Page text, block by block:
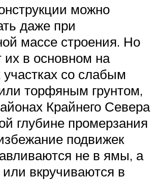
можно
даже при
массе строения. Но
в основном на
со слабым
торфяным грунтом,
Крайнего Севера
глубине промерзания
подвижек
не в ямы, а
вкручиваются в